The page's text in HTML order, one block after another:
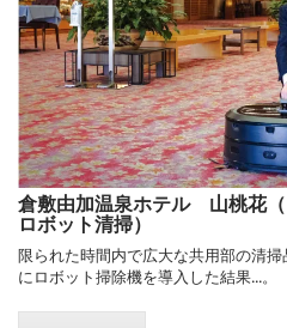
倉敷由加温泉ホテル 山桃花
ロボット清掃）
限られた時間内で広大な共用部の清
にロボット掃除機を導入した結果...。